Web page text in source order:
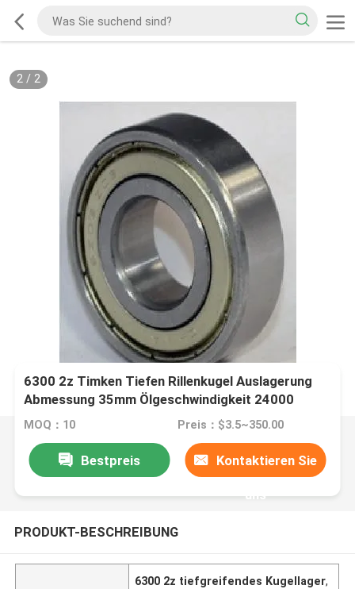
2/ 2
6300 2z Timken Tiefen Rillenkugel Auslagerung
Abmessung 35mm Ölgeschwindigkeit 24000
R/Min
MOQ：10 Preis：$3.5~350.00
Bestpreis Kontaktieren Sie
uns
PRODUKT-BESCHREIBUNG
6300 2z tiefgreifendes Kugellager,